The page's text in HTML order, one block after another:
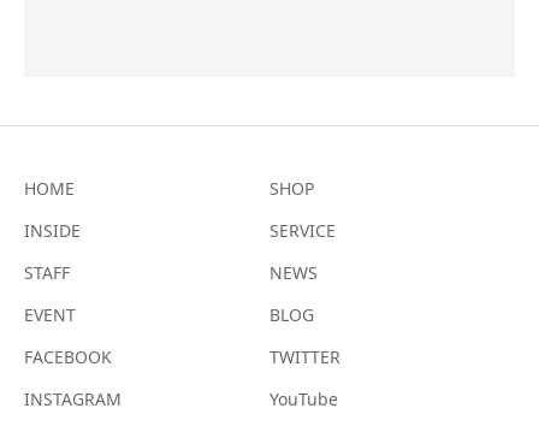
HOME
SHOP
INSIDE
SERVICE
STAFF
NEWS
EVENT
BLOG
FACEBOOK
TWITTER
INSTAGRAM
YouTube